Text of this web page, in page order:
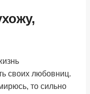
своих любовниц.
то сильно